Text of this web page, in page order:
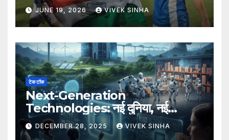
JUNE 19, 2026 VIVEK SINHA
टेक टॉक
Next-Generation
Technologies: नई दुनिया, नई
संभावनाएँ, नया भविष्य
DECEMBER 28, 2025 VIVEK SINHA